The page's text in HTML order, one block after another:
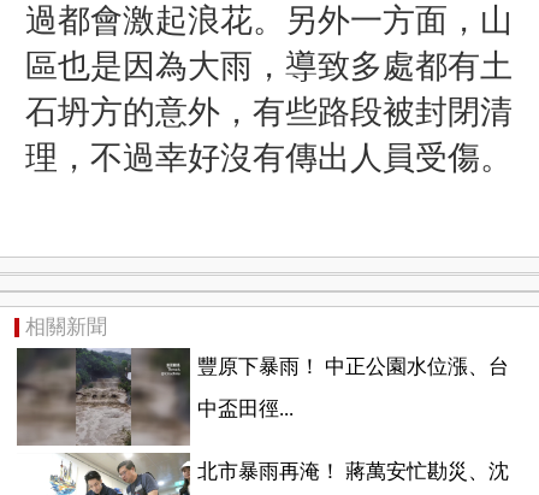
過都會激起浪花。另外一方面，山
區也是因為大雨，導致多處都有土
石坍方的意外，有些路段被封閉清
理，不過幸好沒有傳出人員受傷。
相關新聞
豐原下暴雨！ 中正公園水位漲、台
中盃田徑...
北市暴雨再淹！ 蔣萬安忙勘災、沈